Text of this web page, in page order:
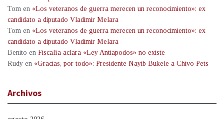
Tom en «Los veteranos de guerra merecen un reconocimiento»: ex
candidato a diputado Vladimir Melara
Tom en «Los veteranos de guerra merecen un reconocimiento»: ex
candidato a diputado Vladimir Melara
Benito en Fiscalía aclara «Ley Antiapodos» no existe
Rudy en «Gracias, por todo»: Presidente Nayib Bukele a Chivo Pets
Archivos